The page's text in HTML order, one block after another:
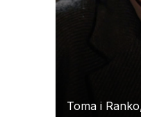
Toma i